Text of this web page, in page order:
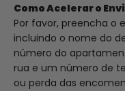
Como Acelerar o
Por favor, preencha o
incluindo o nome do
número do
rua e um número de
ou perda das